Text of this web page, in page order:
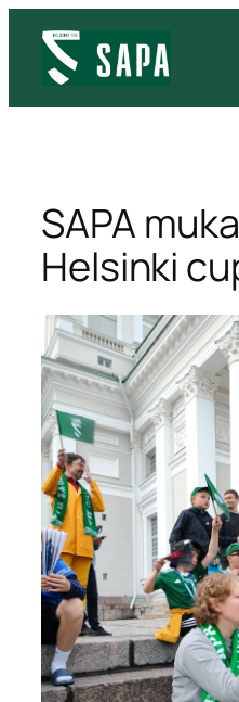
sisältöön
SAPA
Helsinki